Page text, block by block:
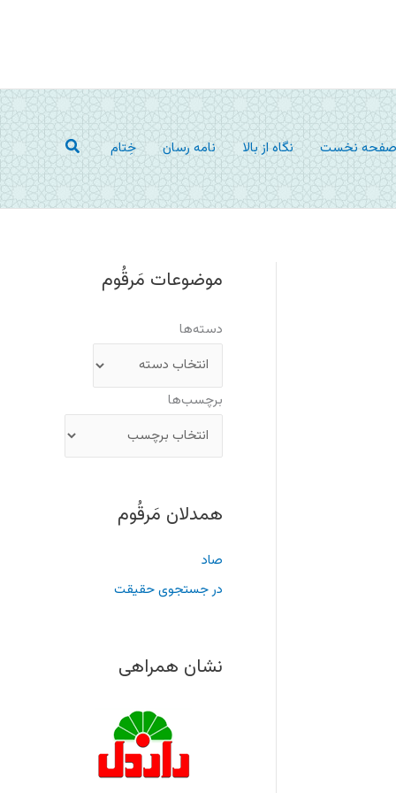
نخست نگاه از بالا نامه رسان خِتام جستجو
موضوعات مَرقُوم
دسته‌ها
برچسب‌ها
همدلان مَرقُوم
صاد
در جستجوی حقیقت
نشان همراهی